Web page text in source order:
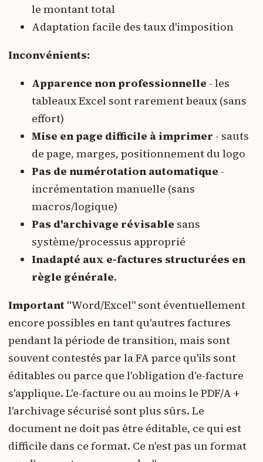
le montant total
Adaptation facile des taux d'imposition
Inconvénients:
Apparence non professionnelle - les
tableaux Excel sont rarement beaux (sans
effort)
Mise en page difficile à imprimer - sauts
de page, marges, positionnement du logo
Pas de numérotation automatique -
incrémentation manuelle (sans
macros/logique)
Pas d'archivage révisable sans
système/processus approprié
Inadapté aux e-factures structurées en
règle générale.
Important "Word/Excel" sont éventuellement
encore possibles en tant qu'autres factures
pendant la période de transition, mais sont
souvent contestés par la FA parce qu'ils sont
éditables ou parce que l'obligation d'e-facture
s'applique. L'e-facture ou au moins le PDF/A +
l'archivage sécurisé sont plus sûrs. Le
document ne doit pas être éditable, ce qui est
difficile dans ce format. Ce n'est pas un format